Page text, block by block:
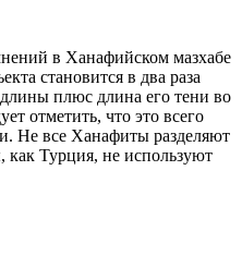
в Ханафийском мазхабе
становится в два раза
плюс длина его тени во
отметить, что это всего
Не все Ханафиты разделяют
как Турция, не используют